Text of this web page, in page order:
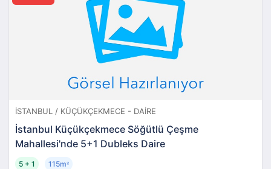
İSTANBUL / KÜÇÜKÇEKMECE - DAIRE
İstanbul Küçükçekmece Söğütlü Çeşme
Mahallesi'nde 5+1 Dubleks Daire
5 + 1 115m²